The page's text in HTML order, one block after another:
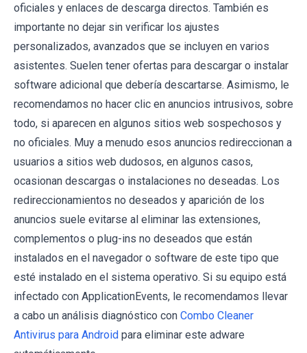
oficiales y enlaces de descarga directos. También es
importante no dejar sin verificar los ajustes
personalizados, avanzados que se incluyen en varios
asistentes. Suelen tener ofertas para descargar o instalar
software adicional que debería descartarse. Asimismo, le
recomendamos no hacer clic en anuncios intrusivos, sobre
todo, si aparecen en algunos sitios web sospechosos y
no oficiales. Muy a menudo esos anuncios redireccionan a
usuarios a sitios web dudosos, en algunos casos,
ocasionan descargas o instalaciones no deseadas. Los
redireccionamientos no deseados y aparición de los
anuncios suele evitarse al eliminar las extensiones,
complementos o plug-ins no deseados que están
instalados en el navegador o software de este tipo que
esté instalado en el sistema operativo. Si su equipo está
infectado con ApplicationEvents, le recomendamos llevar
a cabo un análisis diagnóstico con Combo Cleaner
Antivirus para Android para eliminar este adware